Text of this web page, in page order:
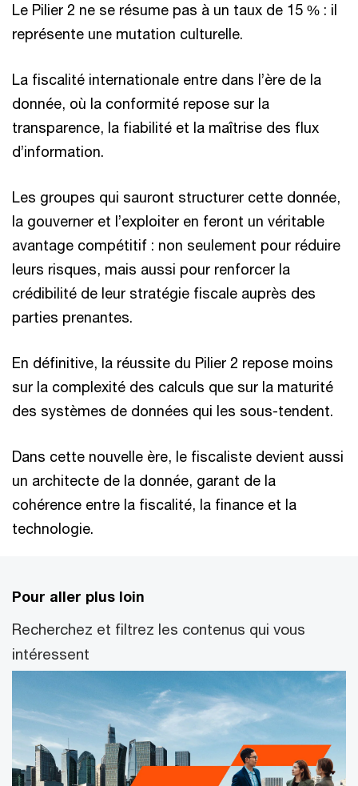
Le Pilier 2 ne se résume pas à un taux de 15 % : il
représente une mutation culturelle.
La fiscalité internationale entre dans l’ère de la
donnée, où la conformité repose sur la
transparence, la fiabilité et la maîtrise des flux
d’information.
Les groupes qui sauront structurer cette donnée,
la gouverner et l’exploiter en feront un véritable
avantage compétitif : non seulement pour réduire
leurs risques, mais aussi pour renforcer la
crédibilité de leur stratégie fiscale auprès des
parties prenantes.
En définitive, la réussite du Pilier 2 repose moins
sur la complexité des calculs que sur la maturité
des systèmes de données qui les sous-tendent.
Dans cette nouvelle ère, le fiscaliste devient aussi
un architecte de la donnée, garant de la
cohérence entre la fiscalité, la finance et la
technologie.
Pour aller plus loin
Recherchez et filtrez les contenus qui vous
intéressent